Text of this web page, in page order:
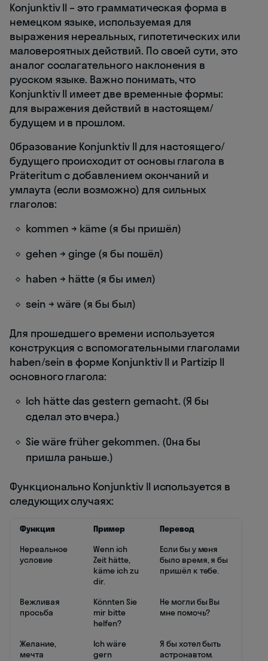
Konjunktiv II – это грамматическая форма в
немецком языке, используемая для
выражения нереальных, гипотетических или
маловероятных действий. По своей сути, это
аналог сослагательного наклонения в
русском языке. Важно понимать, что
Konjunktiv II имеет две временные формы:
для выражения действий в настоящем/
будущем и в прошлом.
Образование Konjunktiv II для настоящего/
будущего происходит от основы глагола в
Präteritum с добавлением окончаний и
умлаута (если возможно) для сильных
глаголов:
kommen → käme (я бы пришёл)
gehen → ginge (я бы пошёл)
haben → hätte (я бы имел)
sein → wäre (я бы был)
Для прошедшего времени используется
конструкция с вспомогательными глаголами
haben/sein в форме Konjunktiv II и Partizip II
основного глагола:
Ich hätte das gestern gemacht. (Я бы
сделал это вчера.)
Sie wäre früher gekommen. (Она бы
пришла раньше.)
Функционально Konjunktiv II используется в
следующих случаях:
Функция Пример
Перевод
Нереальное
условие
Wenn ich
Zeit hätte,
käme ich zu
dir.
Если бы у меня
было время, я бы
пришёл к тебе.
Вежливая
просьба
Könnten Sie
mir bitte
helfen?
Не могли бы Вы
мне помочь?
Желание,
мечта
Ich wäre
gern
Я бы хотел быть
астронавтом.